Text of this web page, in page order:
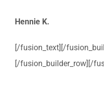
Hennie K.
[/fusion_text][/
[/fusion_builder_row][/